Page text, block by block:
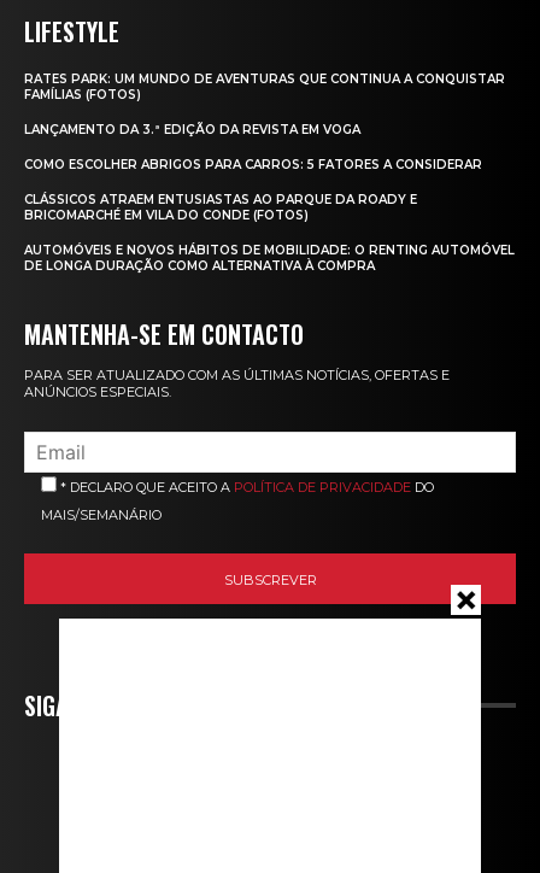
LIFESTYLE
RATES PARK: UM MUNDO DE AVENTURAS QUE CONTINUA A CONQUISTAR
FAMÍLIAS (FOTOS)
LANÇAMENTO DA 3.ª EDIÇÃO DA REVISTA EM VOGA
COMO ESCOLHER ABRIGOS PARA CARROS: 5 FATORES A CONSIDERAR
CLÁSSICOS ATRAEM ENTUSIASTAS AO PARQUE DA ROADY E
BRICOMARCHÉ EM VILA DO CONDE (FOTOS)
AUTOMÓVEIS E NOVOS HÁBITOS DE MOBILIDADE: O RENTING AUTOMÓVEL
DE LONGA DURAÇÃO COMO ALTERNATIVA À COMPRA
MANTENHA-SE EM CONTACTO
PARA SER ATUALIZADO COM AS ÚLTIMAS NOTÍCIAS, OFERTAS E
ANÚNCIOS ESPECIAIS.
* DECLARO QUE ACEITO A POLÍTICA DE PRIVACIDADE DO
MAIS/SEMANÁRIO
SIGA-NOS